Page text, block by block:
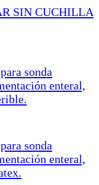
SIN CUCHILLA
sonda
enteral,
sonda
enteral,